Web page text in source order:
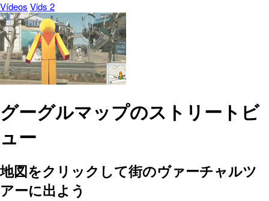
Vídeos Vids 2
グーグルマップのストリートビ
ュー
地図をクリックして街のヴァーチャルツ
アーに出よう